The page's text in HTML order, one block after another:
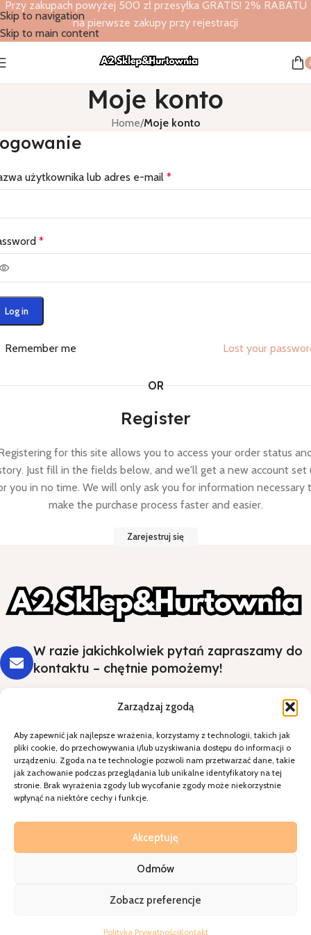
Zarządzaj zgodą
Aby zapewnić jak najlepsze wrażenia, korzystamy z technologii, takich jak
pliki cookie, do przechowywania i/lub uzyskiwania dostępu do informacji o
urządzeniu. Zgoda na te technologie pozwoli nam przetwarzać dane, takie
jak zachowanie podczas przeglądania lub unikalne identyfikatory na tej
stronie. Brak wyrażenia zgody lub wycofanie zgody może niekorzystnie
wpłynąć na niektóre cechy i funkcje.
Akceptuję
Odmów
Zobacz preferencje
Polityka PrywatnościKontakt
Skip to navigation
Skip to main content
Przy zakupach powyżej 500 zł przesyłka GRATIS! 2% RABATU
na pierwsze zakupy przy rejestracji
Moje konto
Home/Moje konto
użytkownika lub adres e-mail *
*
Log in
Lost your
Remember me
OR
Register
for this site allows you to access your order status
Just fill in the fields below, and we'll get a new account set
you in no time. We will only ask you for information necessary
make the purchase process faster and easier.
Zarejestruj się
W razie jakichkolwiek pytań zapraszamy do
kontaktu – chętnie pomożemy!
Styl i wygoda na Twoim stole - wybierz
jakość, która robi wrażenie.
Kategorie
2026Realziacja=